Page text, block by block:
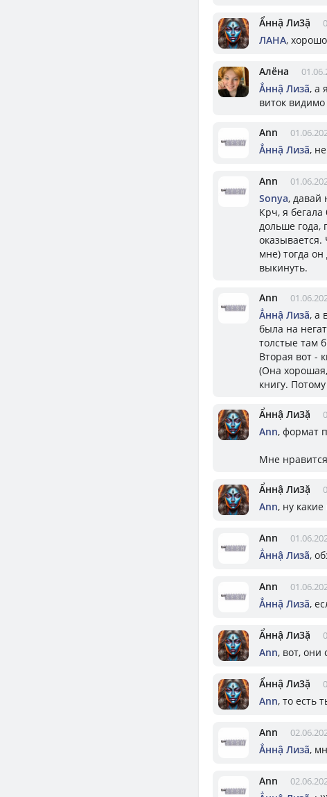
Ẩннậ Ли3ặ
ЛАНА,
Алёна
Ẳннậ Лизã, а
виток
Ann
Ẳннậ Лизã,
Ann
Sonya, давай
Крч, я
дольше года,
оказывается.
мне) тогда
выкинуть.
Ann
Ẳннậ Лизã, а
была на
толстые там
Вторая вот -
(Она
книгу.
Ẩннậ Ли3ặ
Ann, формат
Мне
Ẩннậ Ли3ặ
Ann, ну
Ann
Ẳннậ Лизã,
Ann
Ẳннậ Лизã,
Ẩннậ Ли3ặ
Ann, вот, они
Ẩннậ Ли3ặ
Ann, то есть
Ann
Ẳннậ Лизã,
Ann